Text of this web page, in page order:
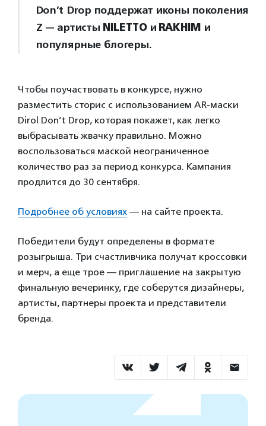
Don’t Drop поддержат иконы поколения
Z — артисты NILETTO и RAKHIM и
популярные блогеры.
Чтобы поучаствовать в конкурсе, нужно
разместить сторис с использованием AR-маски
Dirol Don’t Drop, которая покажет, как легко
выбрасывать жвачку правильно. Можно
воспользоваться маской неограниченное
количество раз за период конкурса. Кампания
продлится до 30 сентября.
Подробнее об условиях — на сайте проекта.
Победители будут определены в формате
розыгрыша. Три счастливчика получат кроссовки
и мерч, а еще трое — приглашение на закрытую
финальную вечеринку, где соберутся дизайнеры,
артисты, партнеры проекта и представители
бренда.